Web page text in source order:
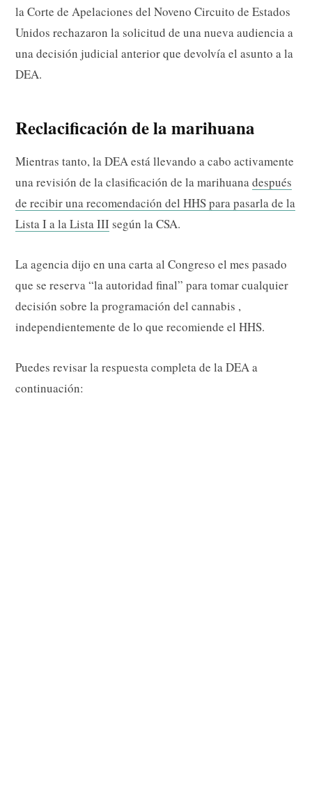
la Corte de Apelaciones del Noveno Circuito de Estados
Unidos rechazaron la solicitud de una nueva audiencia a
una decisión judicial anterior que devolvía el asunto a la
DEA.
Reclacificación de la marihuana
Mientras tanto, la DEA está llevando a cabo activamente
una revisión de la clasificación de la marihuanadespués
de recibir una recomendación del HHS para pasarla de la
Lista I a la Lista III según la CSA.
La agencia dijo en una carta al Congreso el mes pasado
que se reserva “la autoridad final” para tomar cualquier
decisión sobre la programación del cannabis ,
independientemente de lo que recomiende el HHS.
Puedes revisar la respuesta completa de la DEA a
continuación: